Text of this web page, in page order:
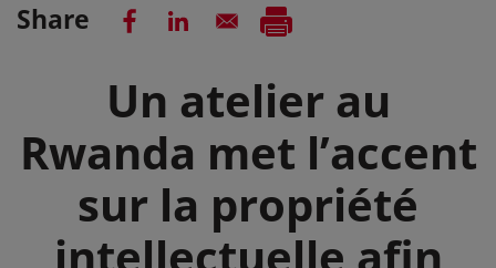
Share
Un atelier au
Rwanda met l’accent
sur la propriété